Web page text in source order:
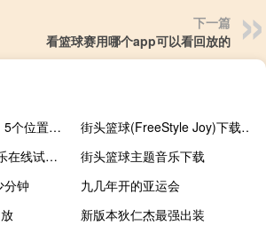
下一篇
看篮球赛用哪个app可以看回放的
NBA及《街头篮球》5个位置的详细介绍
街头篮球(FreeStyle Joy)下载(电脑、安卓和IOS所有版本)
2018年街头篮球音乐在线试听及下载
街头篮球主题音乐下载
分钟
九几年开的亚运会
新版本狄仁杰最强出装